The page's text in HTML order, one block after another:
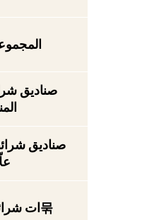
صناديق
صناديق
묶ات شرائط الرموش